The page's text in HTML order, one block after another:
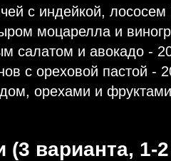
с индейкой,
моцарелла и
салатом и авокадо -
с ореховой пастой -
орехами и
(3 варианта, 1-